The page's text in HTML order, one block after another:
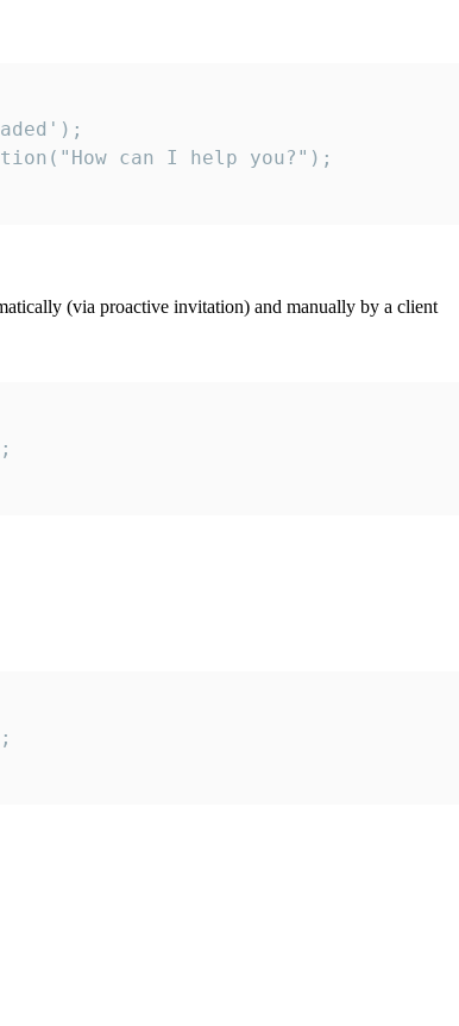
can I help you?");
(via proactive invitation) and manually by a client